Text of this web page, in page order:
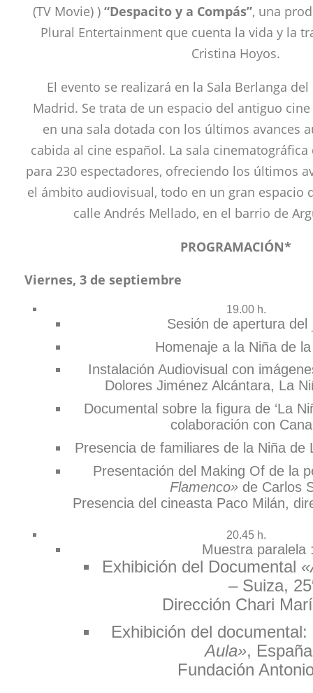
(TV Movie) ) “Despacito y a Compás”, una
Plural Entertainment que cuenta la vida y la
Cristina Hoyos.
El evento se realizará en la Sala Berlanga
Madrid. Se trata de un espacio del antiguo
en una sala dotada con los últimos avances
cabida al cine español. La sala
para 230 espectadores, ofreciendo los últimos
el ámbito audiovisual, todo en un gran espacio
calle Andrés Mellado, en el barrio de
PROGRAMACIÓN*
Viernes, 3 de septiembre
19.00 h.
Sesión de apertura del
Homenaje a la Niña de
Instalación Audiovisual con
Dolores Jiménez Alcántara, La
Documental sobre la figura de ‘La
colaboración con
Presencia de familiares de la Niña de
Presentación del Making Of de la
Flamenco»de Carlos
Presencia del cineasta Paco Milán,
20.45 h.
Muestra paralela
Exhibición del Documental
– Suiza,
Dirección Chari
Exhibición del documental:
Aula»,
Fundación